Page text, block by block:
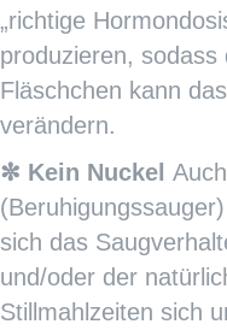
„richtige
produzieren, sodass
Fläschchen kann
verändern.
✼ Kein Nuckel
sich das
und/oder der
Stillmahlzeiten sich